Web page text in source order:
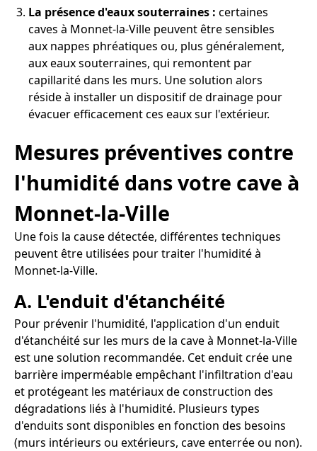
La présence d'eaux souterraines : certaines
caves à Monnet-la-Ville peuvent être sensibles
aux nappes phréatiques ou, plus généralement,
aux eaux souterraines, qui remontent par
capillarité dans les murs. Une solution alors
réside à installer un dispositif de drainage pour
évacuer efficacement ces eaux sur l'extérieur.
Mesures préventives contre
l'humidité dans votre cave à
Monnet-la-Ville
Une fois la cause détectée, différentes techniques
peuvent être utilisées pour traiter l'humidité à
Monnet-la-Ville.
A. L'enduit d'étanchéité
Pour prévenir l'humidité, l'application d'un enduit
d'étanchéité sur les murs de la cave à Monnet-la-Ville
est une solution recommandée. Cet enduit crée une
barrière imperméable empêchant l'infiltration d'eau
et protégeant les matériaux de construction des
dégradations liés à l'humidité. Plusieurs types
d'enduits sont disponibles en fonction des besoins
(murs intérieurs ou extérieurs, cave enterrée ou non).